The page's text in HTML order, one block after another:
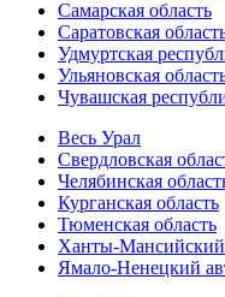
Самарская область
Саратовская
Удмуртская
Ульяновская
Чувашская
Весь Урал
Свердловская
Челябинская
Курганская область
Тюменская область
Ханты-
Ямало-Ненецкий